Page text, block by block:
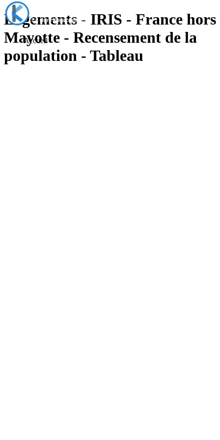
Accueil
Logements - IRIS - France hors
Mayotte - Recensement de la
population - Tableau